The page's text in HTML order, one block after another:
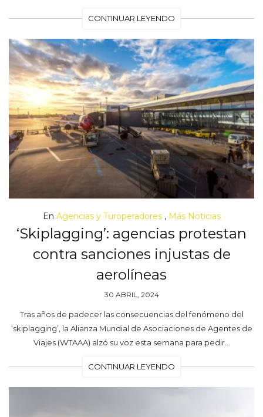
CONTINUAR LEYENDO
En Agencias y Turoperadores, Más Noticias
‘Skiplagging’: agencias protestan
contra sanciones injustas de
aerolíneas
30 ABRIL, 2024
Tras años de padecer las consecuencias del fenómeno del
‘skiplagging’, la Alianza Mundial de Asociaciones de Agentes de
Viajes (WTAAA) alzó su voz esta semana para pedir…
CONTINUAR LEYENDO